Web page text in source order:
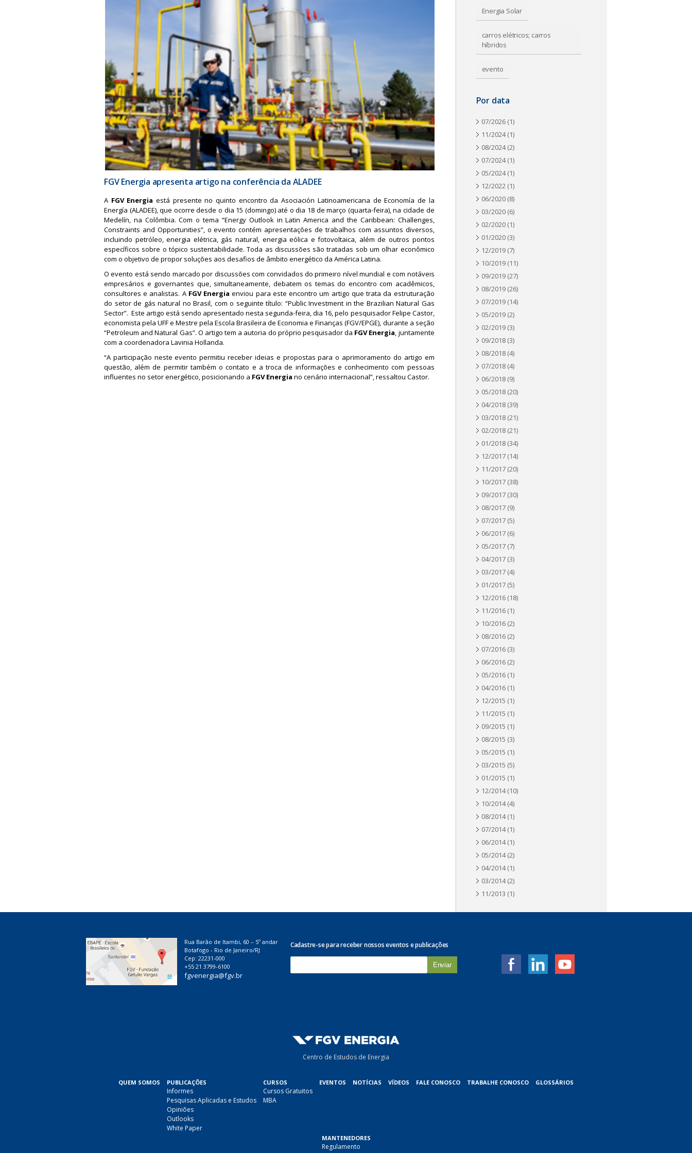
FGV Energia apresenta artigo na conferência da ALADEE
A FGV Energia está presente no quinto encontro da Asociación Latinoamericana de Economía de la
Energía (ALADEE), que ocorre desde o dia 15 (domingo) até o dia 18 de março (quarta-feira), na cidade de
Medelín, na Colômbia. Com o tema “Energy Outlook in Latin America and the Caribbean: Challenges,
Constraints and Opportunities”, o evento contém apresentações de trabalhos com assuntos diversos,
incluindo petróleo, energia elétrica, gás natural, energia eólica e fotovoltaica, além de outros pontos
específicos sobre o tópico sustentabilidade. Toda as discussões são tratadas sob um olhar econômico
com o objetivo de propor soluções aos desafios de âmbito energético da América Latina.
O evento está sendo marcado por discussões com convidados do primeiro nível mundial e com notáveis
empresários e governantes que, simultaneamente, debatem os temas do encontro com acadêmicos,
consultores e analistas. A FGV Energiaenviou para este encontro um artigo que trata da estruturação
do setor de gás natural no Brasil, com o seguinte título: “Public Investment in the Brazilian Natural Gas
Sector”. Este artigo está sendo apresentado nesta segunda-feira, dia 16, pelo pesquisador Felipe Castor,
economista pela UFF e Mestre pela Escola Brasileira de Economia e Finanças (FGV/EPGE), durante a seção
“Petroleum and Natural Gas”. O artigo tem a autoria do próprio pesquisador da FGV Energia, juntamente
com a coordenadora Lavinia Hollanda.
“A participação neste evento permitiu receber ideias e propostas para o aprimoramento do artigo em
questão, além de permitir também o contato e a troca de informações e conhecimento com pessoas
influentes no setor energético, posicionando a FGV Energia no cenário internacional”, ressaltou Castor.
Energia Solar
carros elétricos; carros
híbridos
evento
Por data
07/2026(1)
11/2024(1)
08/2024(2)
07/2024(1)
05/2024(1)
12/2022(1)
06/2020(8)
03/2020(6)
02/2020(1)
01/2020(3)
12/2019(7)
10/2019(11)
09/2019(27)
08/2019(26)
07/2019(14)
05/2019(2)
02/2019(3)
09/2018(3)
08/2018(4)
07/2018(4)
06/2018(9)
05/2018(20)
04/2018(39)
03/2018(21)
02/2018(21)
01/2018(34)
12/2017(14)
11/2017(20)
10/2017(38)
09/2017(30)
08/2017(9)
07/2017(5)
06/2017(6)
05/2017(7)
04/2017(3)
03/2017(4)
01/2017(5)
12/2016(18)
11/2016(1)
10/2016(2)
08/2016(2)
07/2016(3)
06/2016(2)
05/2016(1)
04/2016(1)
12/2015 (1)
11/2015 (1)
09/2015 (1)
08/2015 (3)
05/2015 (1)
03/2015 (5)
01/2015 (1)
12/2014(10)
10/2014(4)
08/2014(1)
07/2014(1)
06/2014(1)
05/2014(2)
04/2014(1)
03/2014(2)
11/2013 (1)
Rua Barão de Itambi, 60 – 5º andar
Botafogo - Rio de Janeiro/RJ
Cep: 22231-000
+55 21 3799-6100
fgvenergia@fgv.br
Cadastre-se para receber nossos eventos e publicações
-
Centro de Estudos de Energia
QUEM SOMOS PUBLICAÇÕES
Informes
Pesquisas Aplicadas e Estudos
Opiniões
Outlooks
White Paper
CURSOS
Cursos Gratuitos
MBA
EVENTOS NOTÍCIAS VÍDEOS FALE CONOSCO TRABALHE CONOSCO GLOSSÁRIOS
MANTENEDORES
Regulamento